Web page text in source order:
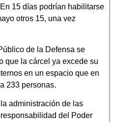
15 días podrían habilitarse
otros 15, una vez
de la Defensa se
que la cárcel ya excede su
en un espacio que en
233 personas.
administración de las
del Poder